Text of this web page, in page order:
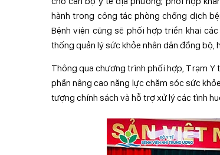
hành trong công tác phòng chống dịch
Bệnh viện cũng sẽ phối hợp triển khai
thống quản lý sức khỏe nhân dân đồng bộ,
Thông qua chương trình phối hợp, Trạm Y
phần nâng cao năng lực chăm sóc sức
tượng chính sách và hỗ trợ xử lý các tình